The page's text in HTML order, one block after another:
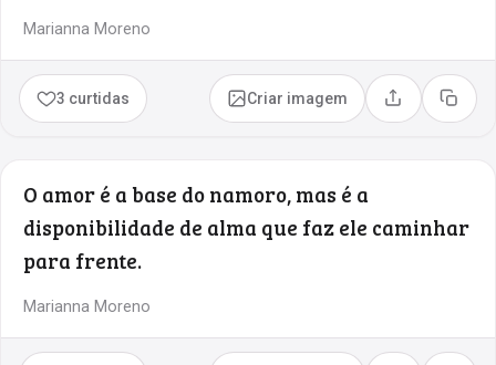
Marianna Moreno
3 curtidas Criar imagem Compartilhar
Copiar
O amor é a base do namoro, mas é a
disponibilidade de alma que faz ele caminhar
para frente.
Marianna Moreno